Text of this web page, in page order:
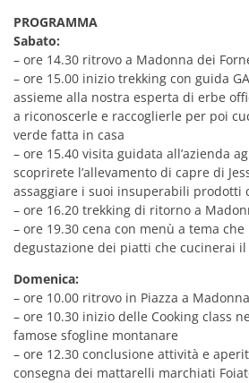
PROGRAMMA
Sabato:
– ore 14.30 ritrovo a Madonna dei
– ore 15.00 inizio trekking con guida
assieme alla nostra esperta di erbe
a riconoscerle e raccoglierle per poi
verde fatta in casa
– ore 15.40 visita guidata all’azienda
scoprirete l’allevamento di capre di
assaggiare i suoi insuperabili prodotti
– ore 16.20 trekking di ritorno a
– ore 19.30 cena con menù a tema
degustazione dei piatti che cucinerai
Domenica:
– ore 10.00 ritrovo in Piazza a
– ore 10.30 inizio delle Cooking class
famose sfogline montanare
– ore 12.30 conclusione attività e
consegna dei mattarelli marchiati